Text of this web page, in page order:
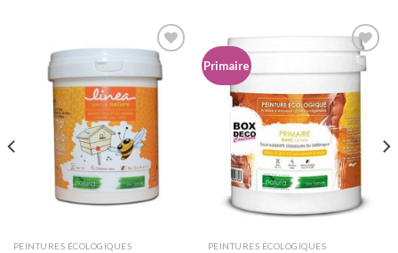
à la
PEINTURES ÉCOLOGIQUES
Primaire
Ajouter
à la
wishlist
PEINTURES ÉCOLOGIQUES